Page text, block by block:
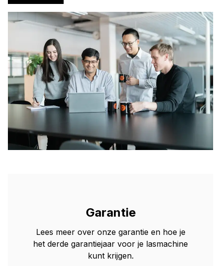
Garantie
Lees meer over onze garantie en hoe je
het derde garantiejaar voor je lasmachine
kunt krijgen.